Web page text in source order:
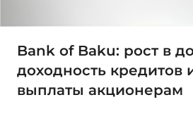
Bank of Baku: рост в
доходность кредитов
выплаты акционерам